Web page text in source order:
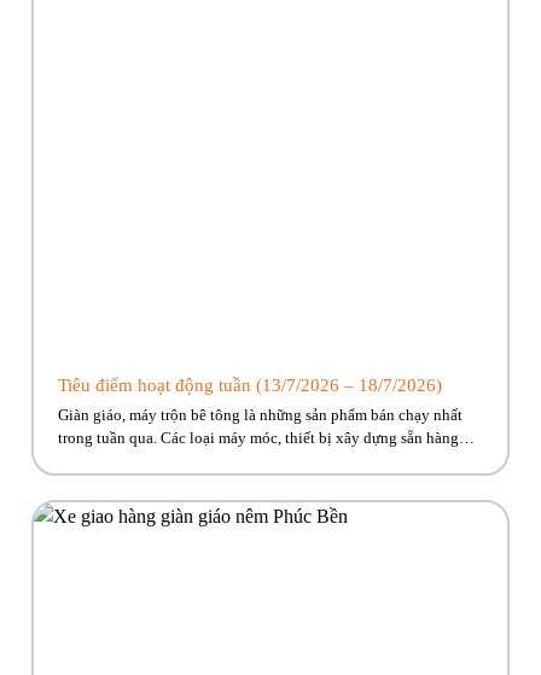
Tiêu điểm hoạt động tuần (13/7/2026 – 18/7/2026)
Giàn giáo, máy trộn bê tông là những sản phẩm bán chạy nhất
trong tuần qua. Các loại máy móc, thiết bị xây dựng sẵn hàng
động tiêu […]